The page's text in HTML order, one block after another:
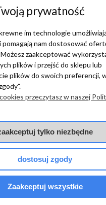
TERRADECO
BAZA WIEDZY
PŁATNOŚCI I DOSTAWA
code and analytics: terradeco
prywatność
im technologie
pomagają nam dostosować
zaakceptować
plików i przejść do sklepu lub
plików do swoich preferencji,
przeczytasz w naszej
tylko niezbędne
dostosuj zgody
Zaakceptuj wszystkie